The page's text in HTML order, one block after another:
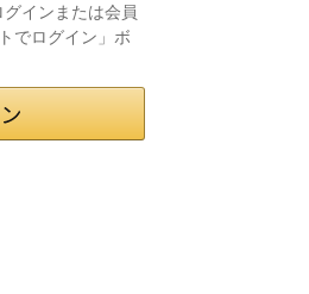
インまたは会員
でログイン」ボ